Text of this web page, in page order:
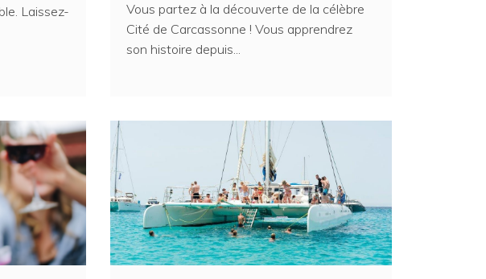
Laissez-
Vous partez à la découverte de la célèbre
Cité de Carcassonne ! Vous apprendrez
son histoire depuis...